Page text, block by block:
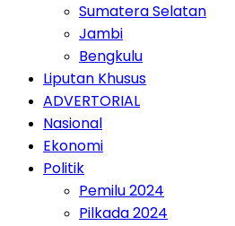
Sumatera Selatan
Jambi
Bengkulu
Liputan Khusus
ADVERTORIAL
Nasional
Ekonomi
Politik
Pemilu 2024
Pilkada 2024